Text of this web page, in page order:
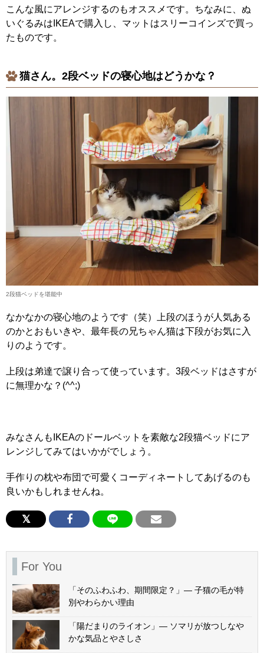
こんな風にアレンジするのもオススメです。ちなみに、ぬ
いぐるみはIKEAで購入し、マットはスリーコインズで買っ
たものです。
猫さん。2段ベッドの寝心地はどうかな？
2段猫ベッドを堪能中
なかなかの寝心地のようです（笑）上段のほうが人気ある
のかとおもいきや、最年長の兄ちゃん猫は下段がお気に入
りのようです。
上段は弟達で譲り合って使っています。3段ベッドはさすが
に無理かな？(^^;)
みなさんもIKEAのドールベットを素敵な2段猫ベッドにア
レンジしてみてはいかがでしょう。
手作りの枕や布団で可愛くコーディネートしてあげるのも
良いかもしれませんね。
For You
「そのふわふわ、期間限定？」— 子猫の毛が特
別やわらかい理由
「陽だまりのライオン」— ソマリが放つしなや
かな気品とやさしさ